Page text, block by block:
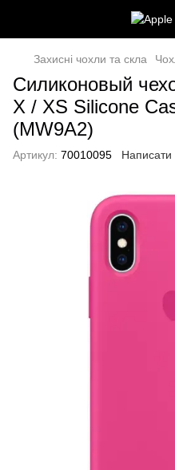
Захисні чохли та скла
Силиконовый
X / XS Silicone
(MW9A2)
Артикул: 70010095 Написати